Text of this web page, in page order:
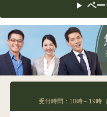
ペ
受付時間：10時～19時